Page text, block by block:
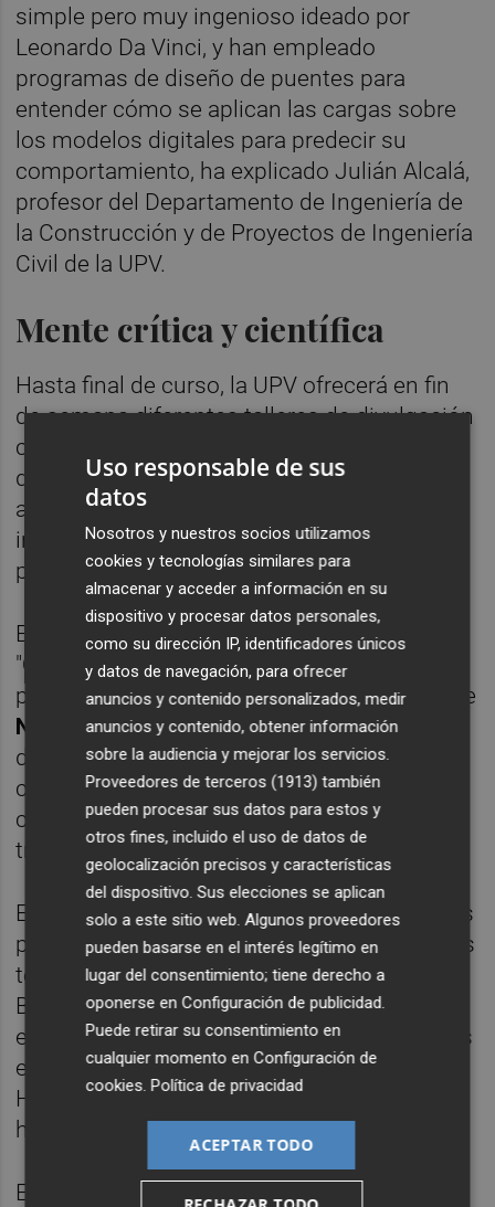
simple pero muy ingenioso ideado por
Leonardo Da Vinci, y han empleado
programas de diseño de puentes para
entender cómo se aplican las cargas sobre
los modelos digitales para predecir su
comportamiento, ha explicado Julián Alcalá,
profesor del Departamento de Ingeniería de
la Construcción y de Proyectos de Ingeniería
Civil de la UPV.
Mente crítica y científica
Hasta final de curso, la UPV ofrecerá en fin
de semana diferentes talleres de divulgación
científica, que permitirán a cada asistente
desarrollar su espíritu crítico y disfrutar y
aprender de la ciencia, la tecnología y la
innovación con sello UPV de una forma
práctica.
El sábado 9 de mayo se impartirá el taller
"Quién me miente, por qué me miente y qué
puedo hacer yo", sobre 'fake news',a cargo de
Nadia Alonso y Germán Llorca, profesores
del campus de Gandia, donde se ofrecerán
consejos prácticos para desenvolverse con
criterio en el entorno digital y no caer en la
trampa de las noticias falsas.
El 23 de mayo se hará el taller "Biomateriales
para el modelado de enfermedades y nuevas
terapias", a cargo del Centro de
Biomateriales e Ingeniería Tisular, en el que
enseñará como se modelizan enfermedades
en plataformasin vitroy técnicas de
Histología con las que trabajan
habitualmente.
El 6 de junio se ofrecerá el taller "El poder de
Uso responsable de sus
datos
Nosotros y nuestros socios utilizamos
cookies y tecnologías similares para
almacenar y acceder a información en su
dispositivo y procesar datos personales,
como su dirección IP, identificadores únicos
y datos de navegación, para ofrecer
anuncios y contenido personalizados, medir
anuncios y contenido, obtener información
sobre la audiencia y mejorar los servicios.
Proveedores de terceros (1913) también
pueden procesar sus datos para estos y
otros fines, incluido el uso de datos de
geolocalización precisos y características
del dispositivo. Sus elecciones se aplican
solo a este sitio web. Algunos proveedores
pueden basarse en el interés legítimo en
lugar del consentimiento; tiene derecho a
oponerse enConfiguración de publicidad
Puede retirar su consentimiento en
cualquier momento enConfiguración de
cookies .Política de privacidad
ACEPTAR TODO